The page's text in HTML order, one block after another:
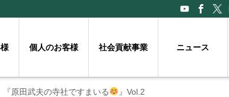
個人のお客様 社会貢献事業 ニュース
原田武夫の寺社ですまいる 』Vol.2